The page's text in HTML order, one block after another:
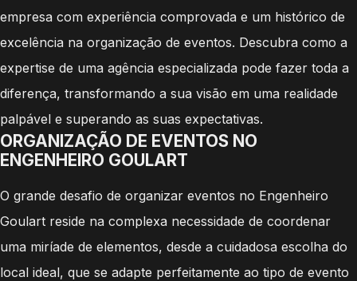
empresa com experiência comprovada e um histórico de
excelência na organização de eventos. Descubra como a
expertise de uma agência especializada pode fazer toda a
diferença, transformando a sua visão em uma realidade
palpável e superando as suas expectativas.
ORGANIZAÇÃO DE EVENTOS NO
ENGENHEIRO GOULART
O grande desafio de organizar eventos no Engenheiro
Goulart reside na complexa necessidade de coordenar
uma miríade de elementos, desde a cuidadosa escolha do
local ideal, que se adapte perfeitamente ao tipo de evento